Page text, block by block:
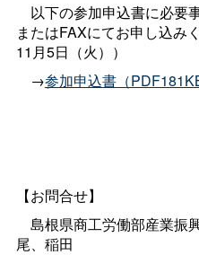
以下の参加申込書に必要
またはFAXにてお申し込み
11月5日（火））
→参加申込書（
【お問合せ】
島根県商工労働部産業振
尾、稲田